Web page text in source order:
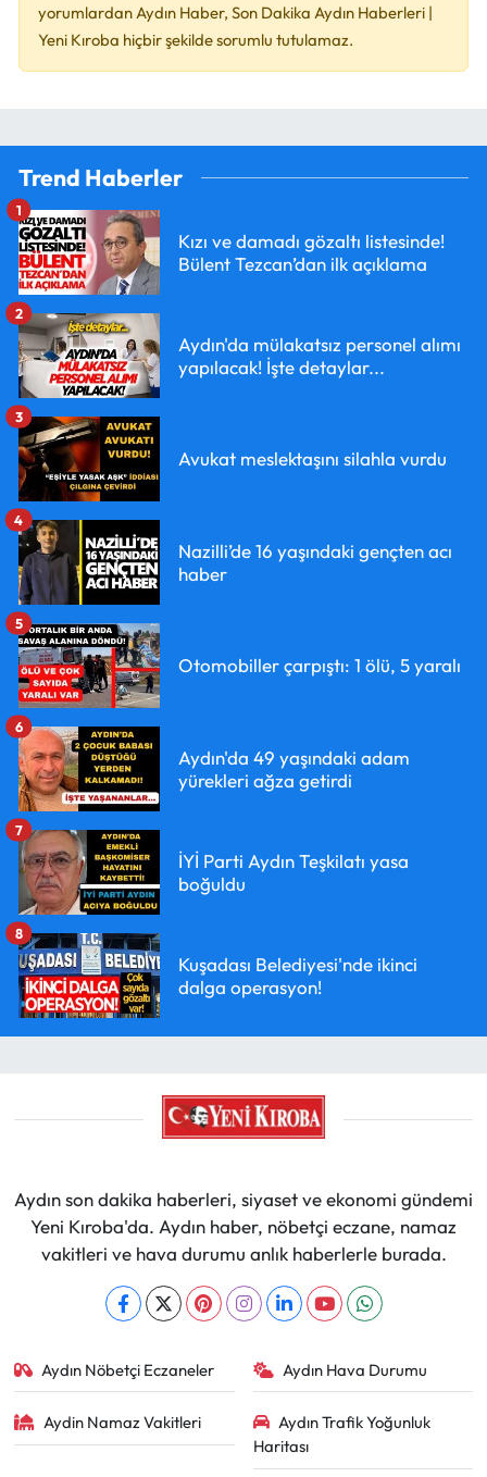
yorumlardan Aydın Haber, Son Dakika Aydın Haberleri |
Yeni Kıroba hiçbir şekilde sorumlu tutulamaz.
Trend Haberler
Kızı ve damadı gözaltı listesinde!
Bülent Tezcan’dan ilk açıklama
1
Aydın'da mülakatsız personel alımı
yapılacak! İşte detaylar...
2
Avukat meslektaşını silahla vurdu
3
Nazilli’de 16 yaşındaki gençten acı
haber
4
Otomobiller çarpıştı: 1 ölü, 5 yaralı
5
Aydın'da 49 yaşındaki adam
yürekleri ağza getirdi
6
İYİ Parti Aydın Teşkilatı yasa
boğuldu
7
Kuşadası Belediyesi'nde ikinci
dalga operasyon!
8
Aydın son dakika haberleri, siyaset ve ekonomi gündemi
Yeni Kıroba'da. Aydın haber, nöbetçi eczane, namaz
vakitleri ve hava durumu anlık haberlerle burada.
Aydın Nöbetçi Eczaneler Aydın Hava Durumu
Aydin Namaz Vakitleri
Aydın Trafik Yoğunluk
Haritası